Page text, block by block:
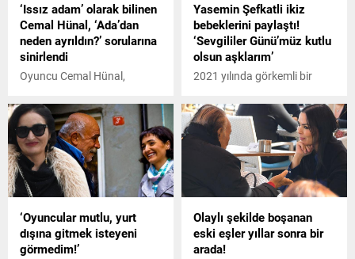
‘Issız adam’ olarak bilinen
Cemal Hünal, ‘Ada’dan
neden ayrıldın?’ sorularına
sinirlendi
Oyuncu Cemal Hünal,
yarışmasından sakatlığı
nedeniyle ayrılmıştı. Oyuncu
son paylaşımında Survivor'a
değinerek takipçileri
tarafından sorulan 'Ada'dan
neden ayrıldın?' sorusundan
artık sıkıldığını belirtti. Hünal,
aynı zamanda 'Issız Adam'
filminde Ada karakterinden
de ayrılmıştı.
Yasemin Şefkatli ikiz
bebeklerini paylaştı!
‘Sevgililer Günü’müz kutlu
olsun aşklarım’
2021 yılında görkemli bir
oturan İdo Tatlıses-Yasemin
Şefkatli çiftinin ikiz bebekleri,
geçtiğimiz haftalarda
dünyaya geldi.
Bebeklerinden birinin
kalbinde sorun olan ve
geçirdiği ameliyat sonrası
hastanede gözlem altında
tutulan Şefkatli, ikizleriyle
yeni bir karesini yayınladı.
‘Oyuncular mutlu, yurt
dışına gitmek isteyeni
görmedim!’
Olaylı şekilde boşanan
eski eşler yıllar sonra bir
arada!